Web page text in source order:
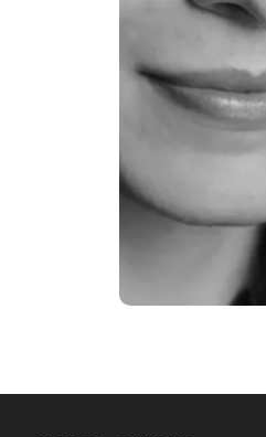
l’implication
dans la
de Jacques
également
littérature et
activité qui lui
s’ouvrir à
cosmopolite et
horizons de